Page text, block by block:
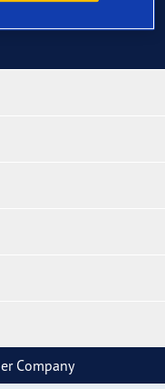
Company